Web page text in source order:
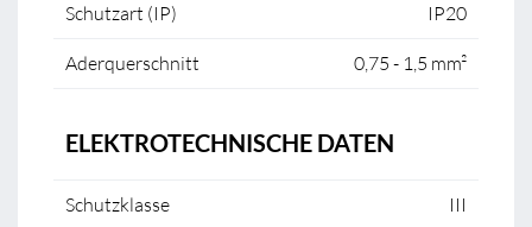
Schutzart (IP) IP20
Aderquerschnitt 0,75 - 1,5 mm²
ELEKTROTECHNISCHE DATEN
Schutzklasse III